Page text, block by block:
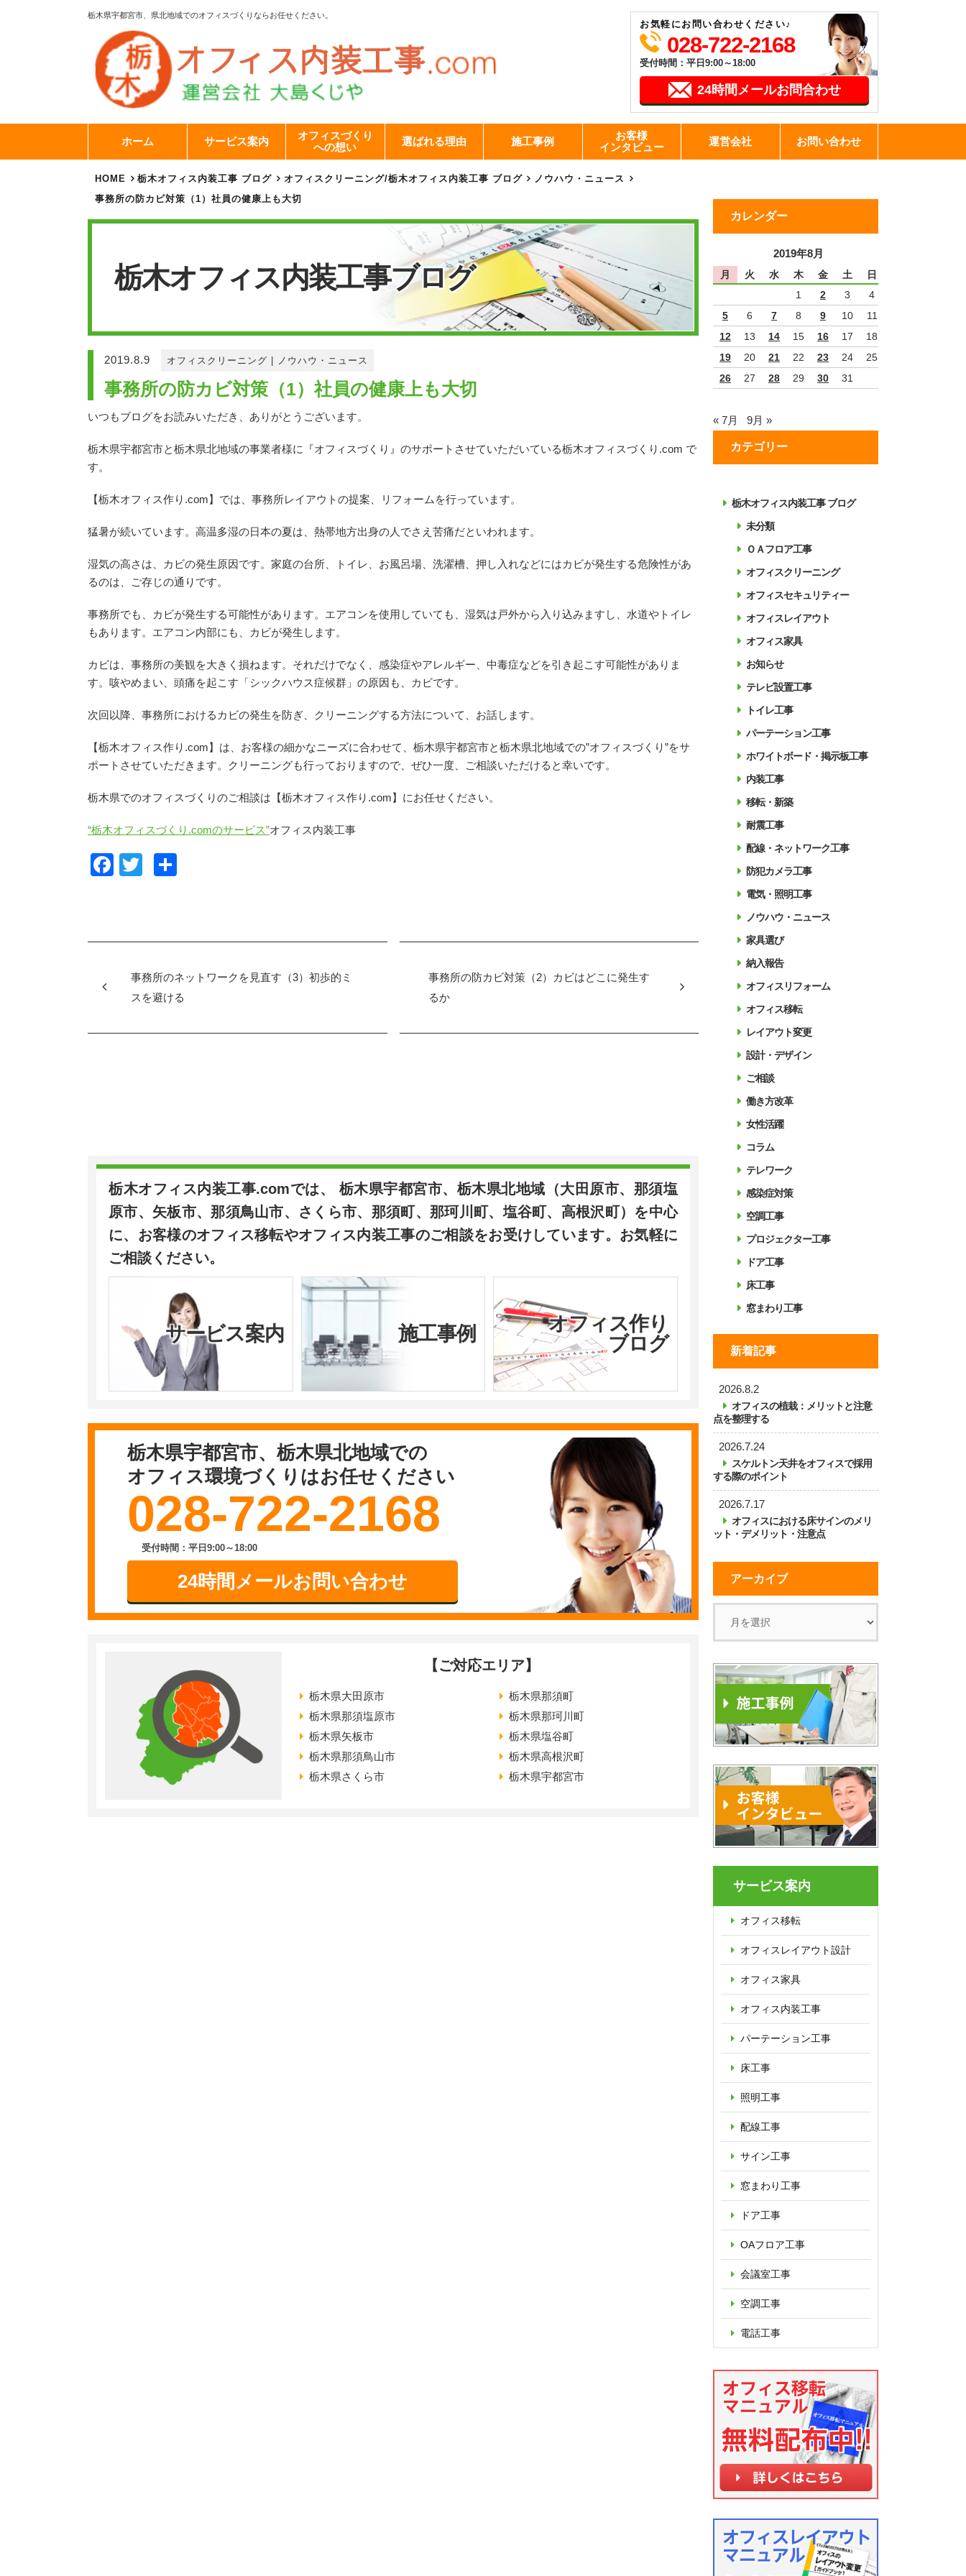
栃木県宇都宮市、県北地域でのオフィスづくりならお任せください。
お気軽にお問い合わせください♪
028-722-2168
受付時間：平日9:00～18:00
24時間メールお問合わせ
ホーム サービス案内
オフィスづくり
への想い
選ばれる理由 施工事例
お客様
インタビュー
運営会社 お問い合わせ
HOME 栃木オフィス内装工事 ブログ オフィスクリーニング/栃木オフィス内装工事 ブログ
ノウハウ・ニュース
事務所の防カビ対策（1）社員の健康上も大切
栃木オフィス内装工事ブログ
2019.8.9 オフィスクリーニング ノウハウ・ニュース
事務所の防カビ対策（1）社員の健康上も大切
いつもブログをお読みいただき、ありがとうございます。
栃木県宇都宮市と栃木県北地域の事業者様に『オフィスづくり』のサポートさせていただいている栃木オフィスづくり.com で
す。
【栃木オフィス作り.com】では、事務所レイアウトの提案、リフォームを行っています。
猛暑が続いています。高温多湿の日本の夏は、熱帯地方出身の人でさえ苦痛だといわれます。
湿気の高さは、カビの発生原因です。家庭の台所、トイレ、お風呂場、洗濯槽、押し入れなどにはカビが発生する危険性があ
るのは、ご存じの通りです。
事務所でも、カビが発生する可能性があります。エアコンを使用していても、湿気は戸外から入り込みますし、水道やトイレ
もあります。エアコン内部にも、カビが発生します。
カビは、事務所の美観を大きく損ねます。それだけでなく、感染症やアレルギー、中毒症などを引き起こす可能性がありま
す。咳やめまい、頭痛を起こす「シックハウス症候群」の原因も、カビです。
次回以降、事務所におけるカビの発生を防ぎ、クリーニングする方法について、お話します。
【栃木オフィス作り.com】は、お客様の細かなニーズに合わせて、栃木県宇都宮市と栃木県北地域での”オフィスづくり”をサ
ポートさせていただきます。クリーニングも行っておりますので、ぜひ一度、ご相談いただけると幸いです。
栃木県でのオフィスづくりのご相談は【栃木オフィス作り.com】にお任せください。
“栃木オフィスづくり.comのサービス”オフィス内装工事
F
事務所のネットワークを見直す（3）初歩的ミ
スを避ける
事務所の防カビ対策（2）カビはどこに発生す
るか
栃木オフィス内装工事.comでは、 栃木県宇都宮市、栃木県北地域（大田原市、那須塩
原市、矢板市、那須鳥山市、さくら市、那須町、那珂川町、塩谷町、高根沢町）を中心
に、お客様のオフィス移転やオフィス内装工事のご相談をお受けしています。お気軽に
ご相談ください。
サービス案内 施工事例
オフィス作り
ブログ
栃木県宇都宮市、栃木県北地域での
オフィス環境づくりはお任せください
028-722-2168
受付時間：平日9:00～18:00
24時間メールお問い合わせ
【ご対応エリア】
栃木県大田原市
栃木県那須塩原市
栃木県矢板市
栃木県那須鳥山市
栃木県さくら市
栃木県那須町
栃木県那珂川町
栃木県塩谷町
栃木県高根沢町
栃木県宇都宮市
カレンダー
2019年8月
月 火 水 木 金 土
日
1
2 3
4
5
6 7 8 9 10
11
12
13 14 15 16 17
18
19
20 21 22 23 24
25
26
27 28 29 30 31
« 7月 9月 »
カテゴリー
栃木オフィス内装工事 ブログ
未分類
ＯＡフロア工事
オフィスクリーニング
オフィスセキュリティー
オフィスレイアウト
オフィス家具
お知らせ
テレビ設置工事
トイレ工事
パーテーション工事
ホワイトボード・掲示板工事
内装工事
移転・新築
耐震工事
配線・ネットワーク工事
防犯カメラ工事
電気・照明工事
ノウハウ・ニュース
家具選び
納入報告
オフィスリフォーム
オフィス移転
レイアウト変更
設計・デザイン
ご相談
働き方改革
女性活躍
コラム
テレワーク
感染症対策
空調工事
プロジェクター工事
ドア工事
床工事
窓まわり工事
新着記事
2026.8.2
オフィスの植栽：メリットと注意
点を整理する
2026.7.24
スケルトン天井をオフィスで採用
する際のポイント
2026.7.17
オフィスにおける床サインのメリ
ット・デメリット・注意点
アーカイブ
サービス案内
オフィス移転
オフィス レイアウト設計
オフィス家具
オフィス内装工事
パーテーション工事
床工事
照明工事
配線工事
サイン工事
窓まわり工事
ドア工事
OAフロア工事
会議室工事
空調工事
電話工事